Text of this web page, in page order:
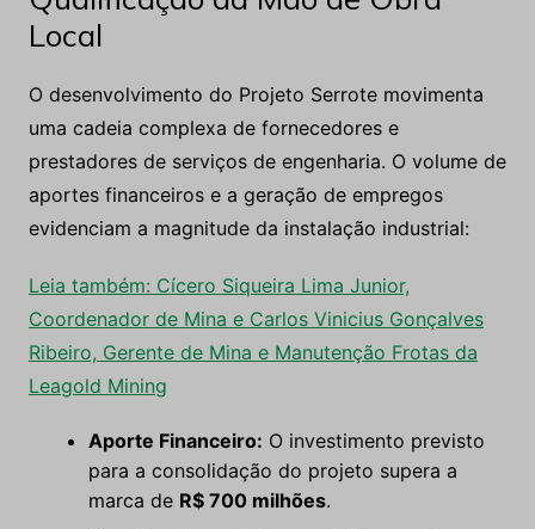
Local
O desenvolvimento do Projeto Serrote movimenta
uma cadeia complexa de fornecedores e
prestadores de serviços de engenharia. O volume de
aportes financeiros e a geração de empregos
evidenciam a magnitude da instalação industrial:
Leia também: Cícero Siqueira Lima Junior,
Coordenador de Mina e Carlos Vinicius Gonçalves
Ribeiro, Gerente de Mina e Manutenção Frotas da
Leagold Mining
Aporte Financeiro: O investimento previsto
para a consolidação do projeto supera a
marca de R$ 700 milhões.